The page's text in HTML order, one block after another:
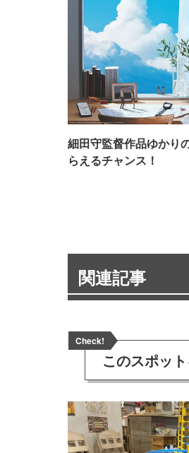
細田守監督作品ゆかり
らえるチャンス！
関連記事
Check!
このスポッ